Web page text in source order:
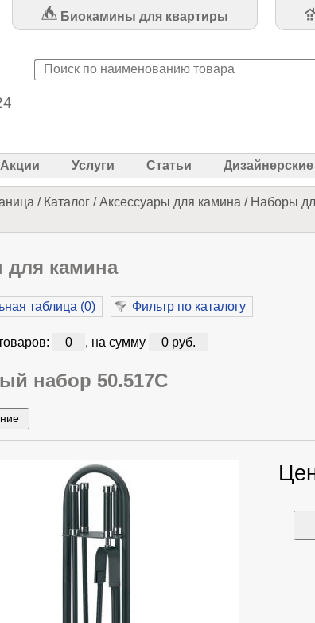
Биокамины для квартиры
Акции Услуги Статьи
/ Каталог /Аксессуары для камина / Наборы
камина
таблица (0) Фильтр по каталогу
0 , на сумму 0 руб.
набор 50.517C